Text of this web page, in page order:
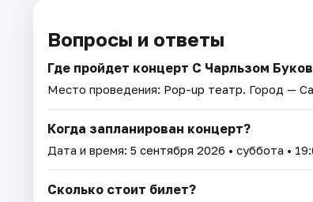
Вопросы и ответы
Где пройдет концерт С Чарльзом
Место проведения: Pop-up театр. Город —
Когда запланирован концерт?
Дата и время: 5 сентября 2026 • суббота •
Сколько стоит билет?